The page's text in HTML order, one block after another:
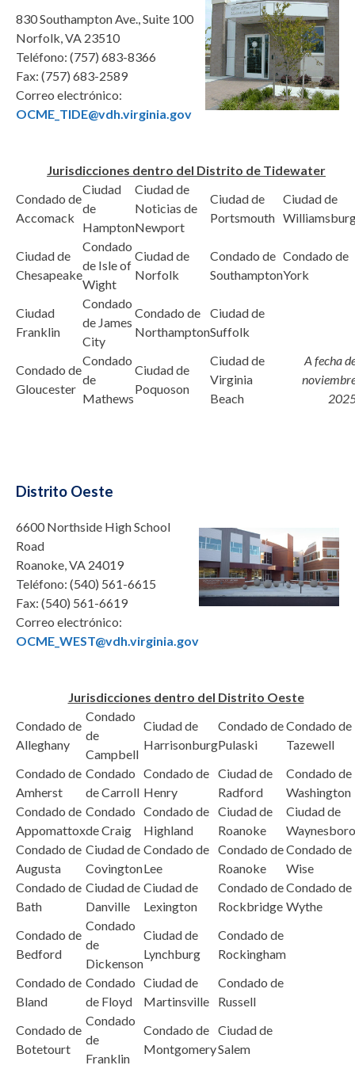
830 Southampton Ave., Suite 100
Norfolk, VA 23510
Teléfono: (757) 683-8366
Fax: (757) 683-2589
Correo electrónico:
OCME_TIDE@vdh.virginia.gov
Jurisdicciones dentro del Distrito de Tidewater
Condado de
Accomack
Ciudad
de
Hampton
Ciudad de
Noticias de
Newport
Ciudad de
Portsmouth
Ciudad de
Ciudad de
Chesapeake
Condado
de Isle of
Wight
Ciudad de
Norfolk
Condado de
Southampton
Condado de
York
Ciudad
Franklin
Condado
de James
City
Condado de
Northampton
Ciudad de
Suffolk
Condado de
Gloucester
Condado
de
Mathews
Ciudad de
Poquoson
Ciudad de
Virginia
Beach
A fecha
Distrito Oeste
6600 Northside High School
Road
Roanoke, VA 24019
Teléfono: (540) 561-6615
Fax: (540) 561-6619
Correo electrónico:
OCME_WEST@vdh.virginia.gov
Jurisdicciones dentro del Distrito Oeste
Condado de
Alleghany
Condado
de
Campbell
Ciudad de
Harrisonburg
Condado de
Pulaski
Condado de
Tazewell
Condado de
Amherst
Condado
de Carroll
Condado de
Henry
Ciudad de
Radford
Condado de
Washington
Condado de
Appomattox
Condado
de Craig
Condado de
Highland
Ciudad de
Roanoke
Ciudad de
Waynesboro
Condado de
Augusta
Ciudad de
Covington
Condado de
Lee
Condado de
Roanoke
Condado de
Wise
Condado de
Bath
Ciudad de
Danville
Ciudad de
Lexington
Condado de
Rockbridge
Condado de
Wythe
Condado de
Bedford
Condado
de
Dickenson
Ciudad de
Lynchburg
Condado de
Rockingham
Condado de
Bland
Condado
de Floyd
Ciudad de
Martinsville
Condado de
Russell
Condado de
Botetourt
Condado
de
Franklin
Condado de
Montgomery
Ciudad de
Salem